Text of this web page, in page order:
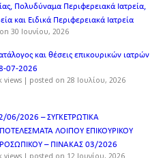
Πολυδύναμα Περιφερειακά Ιατρεία,
και Ειδικά Περιφερειακά Ιατρεία
30 Ιουνίου, 2026
και θέσεις επικουρικών ιατρών
07-2026
views | posted on 28 Ιουλίου, 2026
06/2026 – ΣΥΓΚΕΤΡΩΤΙΚΑ
ΛΟΙΠΟΥ ΕΠΙΚΟΥΡΙΚΟΥ
– ΠΙΝΑΚΑΣ 03/2026
views | posted on 12 Ιουνίου, 2026